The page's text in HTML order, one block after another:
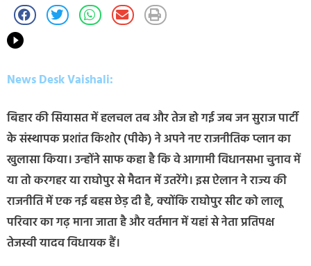
News Desk Vaishali:
बिहार की सियासत में हलचल तब और तेज हो गई जब जन सुराज पार्टी
के संस्थापक प्रशांत किशोर (पीके) ने अपने नए राजनीतिक प्लान का
खुलासा किया। उन्होंने साफ कहा है कि वे आगामी विधानसभा चुनाव में
या तो करगहर या राघोपुर से मैदान में उतरेंगे। इस ऐलान ने राज्य की
राजनीति में एक नई बहस छेड़ दी है, क्योंकि राघोपुर सीट को लालू
परिवार का गढ़ माना जाता है और वर्तमान में यहां से नेता प्रतिपक्ष
तेजस्वी यादव विधायक हैं।